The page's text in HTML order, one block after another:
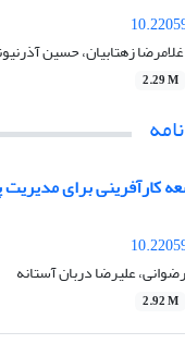
زهتابیان، حسین
2.29 M
کارآفرینی برای
علیرضا دربان آستانه
2.92 M